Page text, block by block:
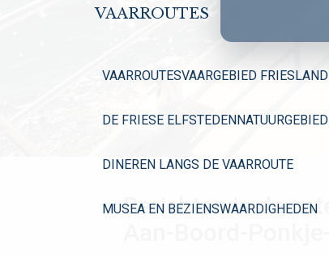
VAARROUTES
VAARROUTESVAARGEBIED FRIESLAND
DE FRIESE ELFSTEDEN
DINEREN LANGS DE VAARROUTE
MUSEA EN BEZIENSWAARDIGHEDEN
Berichten in de